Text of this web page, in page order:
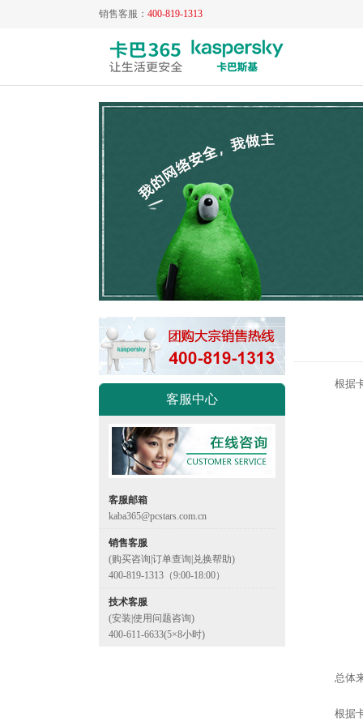
销售客服： 400-819-1313
客服中心
客服邮箱
kaba365@pcstars.com.cn
销售客服
(购买咨询|订单查询|兑换帮助)
400-819-1313（9:00-18:00）
技术客服
(安装|使用问题咨询)
400-611-6633(5×8小时)
根据
总体
根据